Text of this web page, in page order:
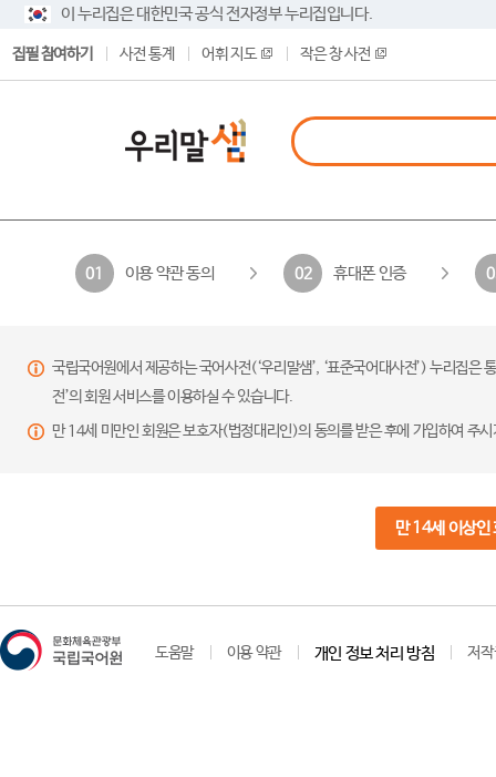
이 누리집은 대한민국 공식 전자정부 누리집입니다.
집필 참여하기 사전 통계 어휘 지도 작은 창 사전
01 이용 약관 동의 02 휴대폰 인증
국립국어원에서 제공하는 국어사전(‘우리말샘’, ‘표준국어대사전’) 누리집
전’의 회원 서비스를 이용하실 수 있습니다.
만 14세 미만인 회원은 보호자(법정대리인)의 동의를 받은 후에 가입하여 주
만 14세 이상인
도움말 이용 약관 개인 정보 처리 방침 저